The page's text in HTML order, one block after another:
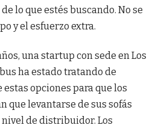
lo que estés buscando. No se
y el esfuerzo extra.
una startup con sede en Los
ha estado tratando de
opciones para que los
que levantarse de sus sofás
de distribuidor. Los